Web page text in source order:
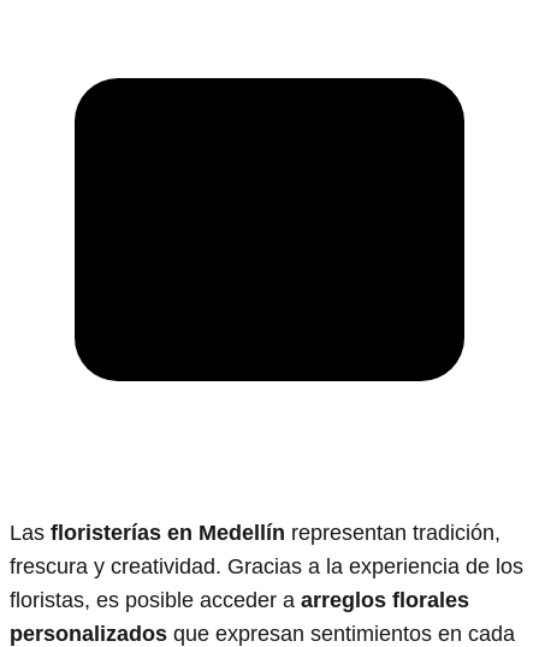
Las floristerías en Medellín representan tradición,
frescura y creatividad. Gracias a la experiencia de los
floristas, es posible acceder a arreglos florales
personalizados que expresan sentimientos en cada